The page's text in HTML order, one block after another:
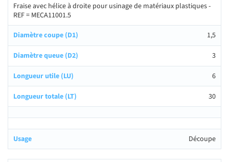
Fraise avec hélice à droite pour usinage de matériaux plastiques -
REF = MECA11001.5
1,5
3
6
30
Découpe